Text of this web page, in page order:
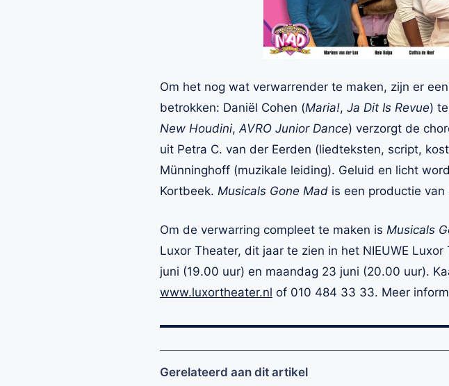
Om het nog wat verwarrender te maken, zijn er
betrokken: Daniël Cohen (Maria!, Ja Dit Is Revue)
New Houdini,AVRO Junior Dance) verzorgt de
uit Petra C. van der Eerden (liedteksten, script,
Münninghoff (muzikale leiding). Geluid en licht
Kortbeek. Musicals Gone Mad is een productie
Om de verwarring compleet te maken is Musicals
Luxor Theater, dit jaar te zien in het NIEUWE
juni (19.00 uur) en maandag 23 juni (20.00 uur).
www.luxortheater.nl of 010 484 33 33. Meer
Gerelateerd aan dit artikel